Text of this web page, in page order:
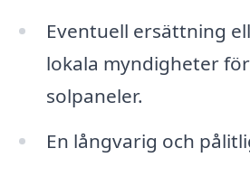
Eventuell ersättning
lokala myndigheter
solpaneler.
En långvarig och